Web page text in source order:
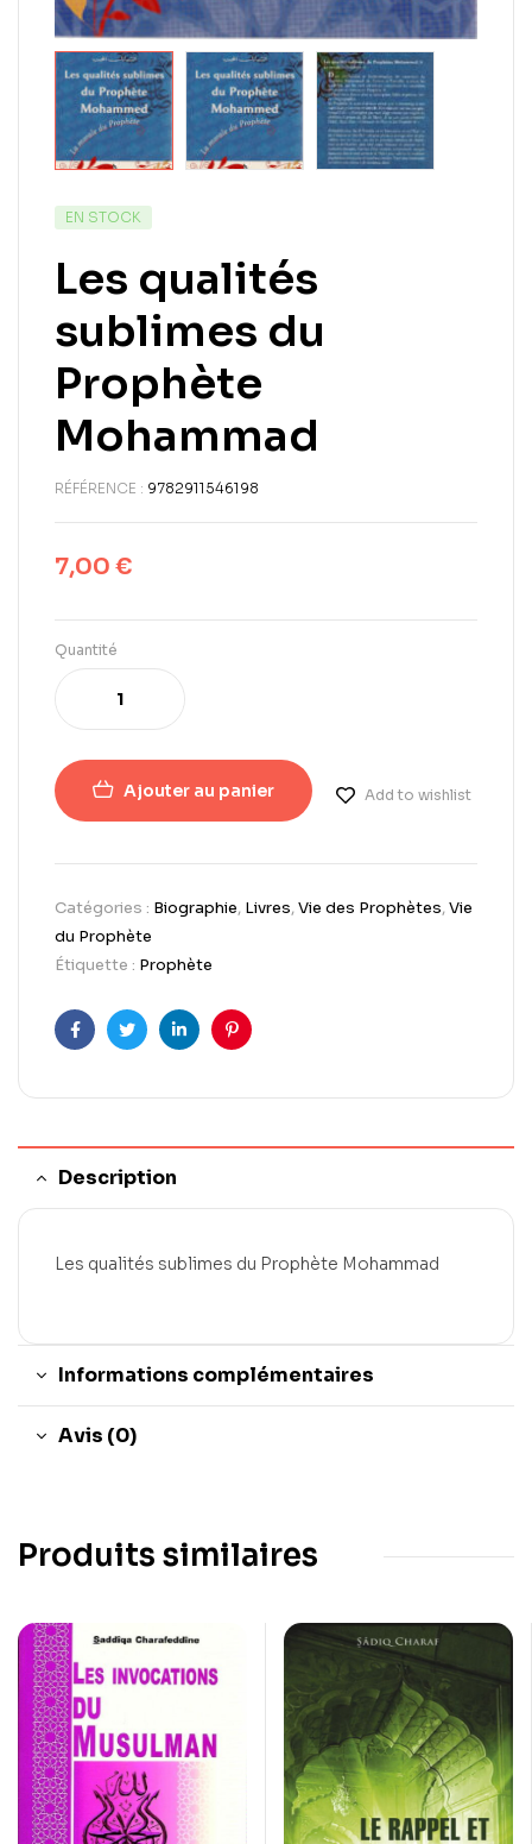
EN STOCK
Les qualités
sublimes du
Prophète
Mohammad
RÉFÉRENCE : 9782911546198
7,00 €
Quantité
Ajouter au panier Add to wishlist
Catégories : Biographie, Livres,Vie des Prophètes,Vie
du Prophète
Étiquette : Prophète
FacebookTwitterLinkedInPinterest
Description
Les qualités sublimes du Prophète Mohammad
Informations complémentaires
Avis (0)
Produits similaires